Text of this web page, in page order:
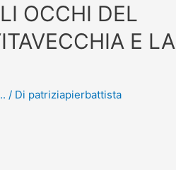
OCCHI DEL
E LA
/ Di patriziapierbattista